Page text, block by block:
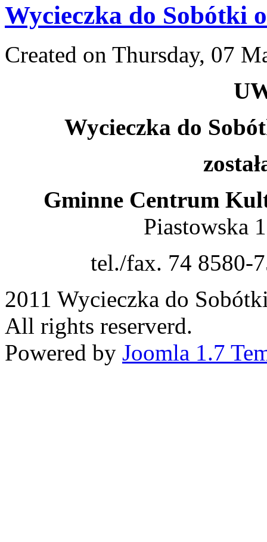
Wycieczka do Sobótki
Created on Thursday, 07
Wycieczka do
Gminne Centrum
Piastowska
tel./fax. 74 8580-
2011 Wycieczka do
All rights reserverd.
Powered by Joomla 1.7